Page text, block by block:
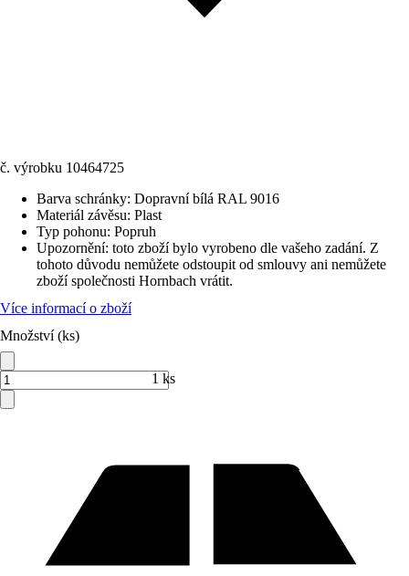
č. výrobku 10464725
Barva schránky: Dopravní bílá RAL 9016
Materiál závěsu: Plast
Typ pohonu: Popruh
Upozornění: toto zboží bylo vyrobeno dle vašeho zadání. Z
tohoto důvodu nemůžete odstoupit od smlouvy ani nemůžete
zboží společnosti Hornbach vrátit.
Více informací o zboží
Množství (ks)
1 ks